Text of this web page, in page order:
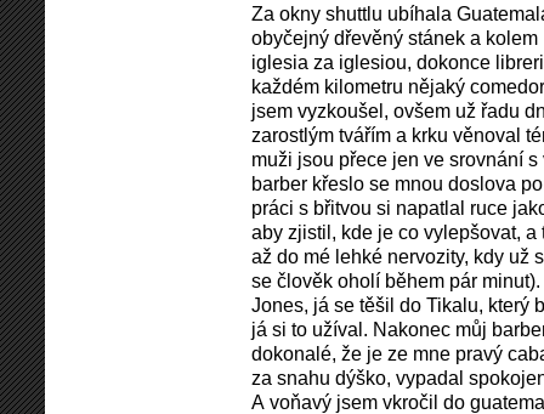
Za okny shuttlu ubíhala
obyčejný dřevěný stánek a
iglesia za iglesiou, dokonce
každém kilometru nějaký
jsem vyzkoušel, ovšem už řadu
zarostlým tvářím a krku věnoval
muži jsou přece jen ve srovnání
barber křeslo se mnou doslova
práci s břitvou si napatlal ruce
aby zjistil, kde je co vylepšovat,
až do mé lehké nervozity, kdy už
se člověk oholí během pár
Jones, já se těšil do Tikalu, který
já si to užíval. Nakonec můj
dokonalé, že je ze mne pravý
za snahu dýško, vypadal
A voňavý jsem vkročil do